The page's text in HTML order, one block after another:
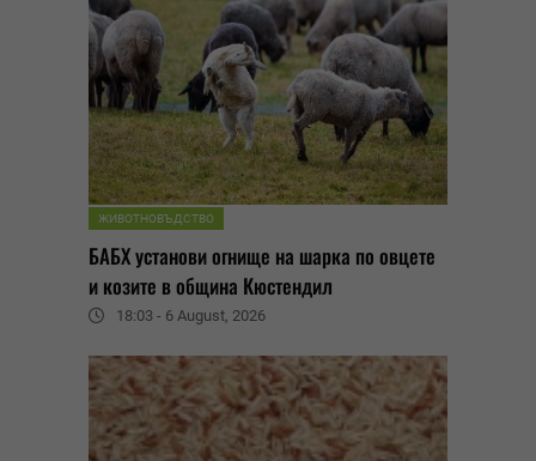
ЖИВОТНОВЪДСТВО
БАБХ установи огнище на шарка по овцете
и козите в община Кюстендил
18:03 - 6 August, 2026